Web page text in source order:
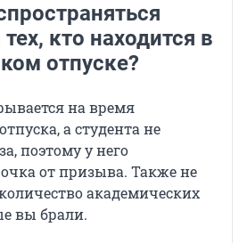
кто находится в
отпуске?
на время
а студента не
поэтому у него
от призыва. Также не
академических
вы брали.